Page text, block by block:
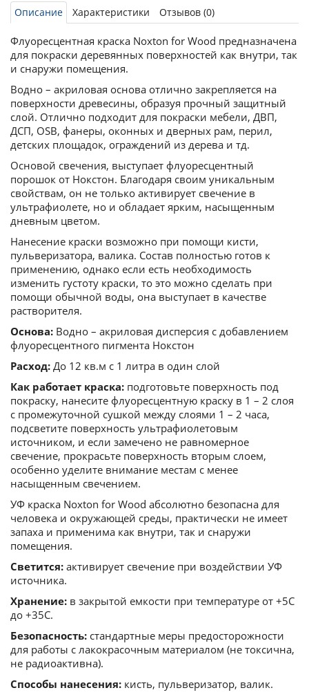
Описание Характеристики Отзывов (0)
Флуоресцентная краска Noxton for Wood предназначена
для покраски деревянных поверхностей как внутри, так
и снаружи помещения.
Водно – акриловая основа отлично закрепляется на
поверхности древесины, образуя прочный защитный
слой. Отлично подходит для покраски мебели, ДВП,
ДСП, OSB, фанеры, оконных и дверных рам, перил,
детских площадок, ограждений из дерева и тд.
Основой свечения, выступает флуоресцентный
порошок от Нокстон. Благодаря своим уникальным
свойствам, он не только активирует свечение в
ультрафиолете, но и обладает ярким, насыщенным
дневным цветом.
Нанесение краски возможно при помощи кисти,
пульверизатора, валика. Состав полностью готов к
применению, однако если есть необходимость
изменить густоту краски, то это можно сделать при
помощи обычной воды, она выступает в качестве
растворителя.
Основа: Водно – акриловая дисперсия с добавлением
флуоресцентного пигмента Нокстон
Расход: До 12 кв.м с 1 литра в один слой
Как работает краска: подготовьте поверхность под
покраску, нанесите флуоресцентную краску в 1 – 2 слоя
с промежуточной сушкой между слоями 1 – 2 часа,
подсветите поверхность ультрафиолетовым
источником, и если замечено не равномерное
свечение, прокрасьте поверхность вторым слоем,
особенно уделите внимание местам с менее
насыщенным свечением.
УФ краска Noxton for Wood абсолютно безопасна для
человека и окружающей среды, практически не имеет
запаха и применима как внутри, так и снаружи
помещения.
Светится: активирует свечение при воздействии УФ
источника.
Хранение: в закрытой емкости при температуре от +5С
до +35С.
Безопасность: стандартные меры предосторожности
для работы с лакокрасочным материалом (не токсична,
не радиоактивна).
Способы нанесения: кисть, пульверизатор, валик.